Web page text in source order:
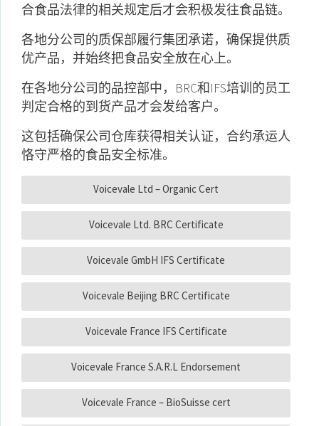
合食品法律的相关规定后才会积极发往食品链。
各地分公司的质保部履行集团承诺，确保提供质
优产品，并始终把食品安全放在心上。
在各地分公司的品控部中，BRC和IFS培训的员工
判定合格的到货产品才会发给客户。
这包括确保公司仓库获得相关认证，合约承运人
恪守严格的食品安全标准。
Voicevale Ltd – Organic Cert
Voicevale Ltd. BRC Certificate
Voicevale GmbH IFS Certificate
Voicevale Beijing BRC Certificate
Voicevale France IFS Certificate
Voicevale France S.A.R.L Endorsement
Voicevale France – BioSuisse cert